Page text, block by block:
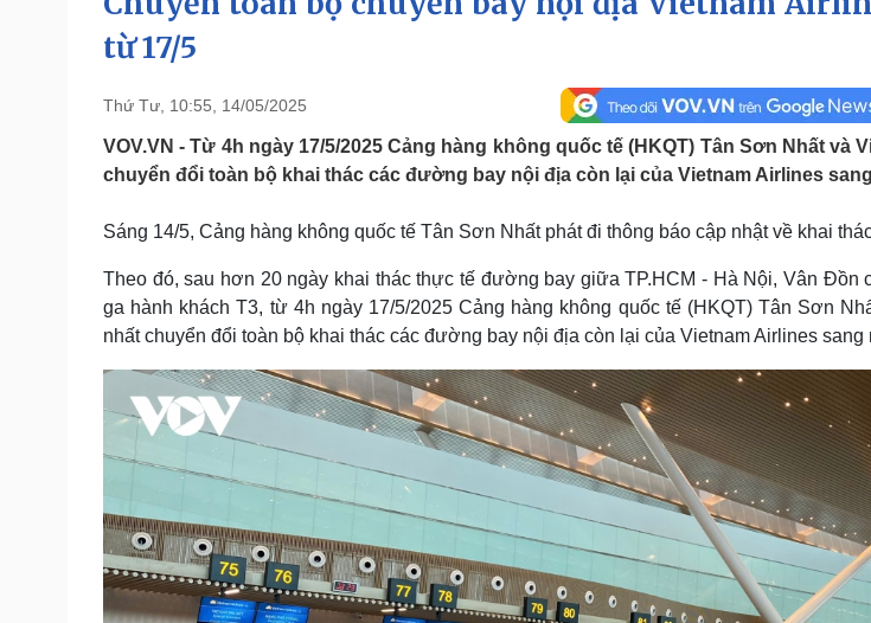
Quốc hội
Nhận diện sự thật
Giáo dục
Hồ sơ
E-
Pháp luật
Vụ án
Tin nóng
Quân sự - Quốc phòng
Vũ khí
Thể thao
Bóng đá
Lịch thi đấu bóng đá
eSports
Ô tô -
Xe máy
Sức khỏe
Dinh dưỡng - món ngon
Sản phụ khoa
Nhi khoa
Nam khoa
Làm đẹp - giảm cân
Phòng mạch online
Ăn sạch sống khỏe
Đời sống
Nhà đẹp
Tình yêu - Gia đình
Văn hóa
Sân khấu - Điện ảnh
Âm nhạc
Di sản
Giải trí
Nghệ
Sao Việt
Cải chính
từ 17/5
Thứ Tư, 10:55, 14/05/2025
VOV.VN - Từ 4h ngày 17/5/2025 Cảng hàng không quốc tế (HKQT) Tân Sơn Nhất và
chuyển đổi toàn bộ khai thác các đường bay nội địa còn lại của Vietnam Airlines
Sáng 14/5, Cảng hàng không quốc tế Tân Sơn Nhất phát đi thông báo cập nhật về khai
Theo đó, sau hơn 20 ngày khai thác thực tế đường bay giữa TP.HCM - Hà Nội, Vân Đồn
ga hành khách T3, từ 4h ngày 17/5/2025 Cảng hàng không quốc tế (HKQT) Tân Sơn
nhất chuyển đổi toàn bộ khai thác các đường bay nội địa còn lại của Vietnam Airlines sang